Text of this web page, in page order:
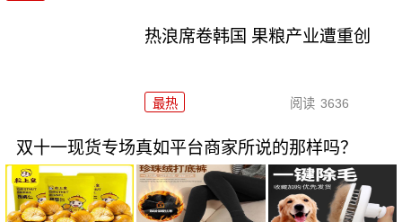
热浪席卷韩国 果粮产业遭重创
最热 阅读 3636
双十一现货专场真如平台商家所说的那样吗？